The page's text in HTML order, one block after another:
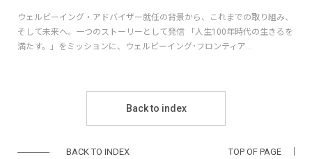
ウェルビーイング・アドバイザー就任の背景から、これまでの取り組み、
そして未来へ。一つのストーリーとして発信 「人生100年時代の生きるを
満たす。」をミッションに、ウェルビーイング･フロンティア...
Back to index
BACK TO INDEX TOP OF PAGE